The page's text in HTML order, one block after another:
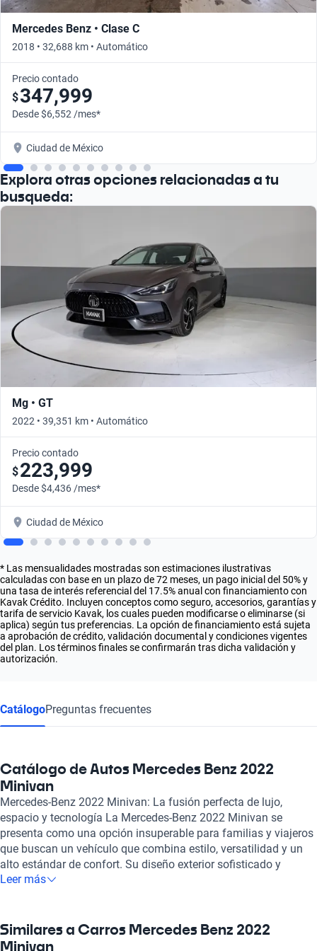
Mercedes Benz • Clase C
2018 • 32,688 km • Automático
Precio contado
$347,999
Desde $6,552 /mes*
Ciudad de México
Explora otras opciones relacionadas a tu
busqueda:
Mg • GT
2022 • 39,351 km • Automático
Precio contado
$223,999
Desde $4,436 /mes*
Ciudad de México
* Las mensualidades mostradas son estimaciones ilustrativas
calculadas con base en un plazo de 72 meses, un pago inicial del 50% y
una tasa de interés referencial del 17.5% anual con financiamiento con
Kavak Crédito. Incluyen conceptos como seguro, accesorios, garantías y
tarifa de servicio Kavak, los cuales pueden modificarse o eliminarse (si
aplica) según tus preferencias. La opción de financiamiento está sujeta
a aprobación de crédito, validación documental y condiciones vigentes
del plan. Los términos finales se confirmarán tras dicha validación y
autorización.
CatálogoPreguntas frecuentes
Catálogo de Autos Mercedes Benz 2022
Minivan
Mercedes-Benz 2022 Minivan: La fusión perfecta de lujo,
espacio y tecnología La Mercedes-Benz 2022 Minivan se
presenta como una opción insuperable para familias y viajeros
que buscan un vehículo que combina estilo, versatilidad y un
alto estándar de confort. Su diseño exterior sofisticado y
aerodinámico destaca en cualquier entorno, mientras que en el
avanzadas características de diseño, como asientos flexibles y
configurables que permiten adaptar el espacio a las
Leer más
Similares a Carros Mercedes Benz 2022
Minivan